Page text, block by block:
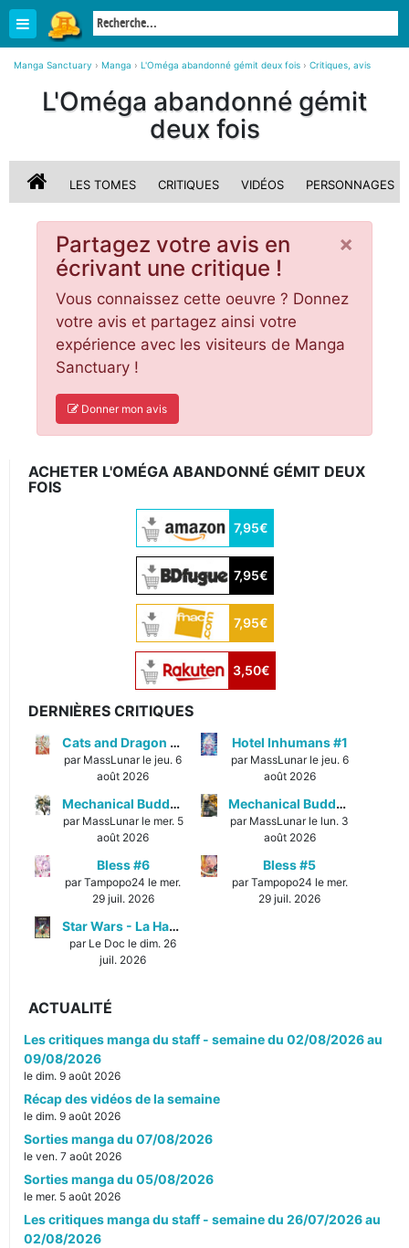
Manga Sanctuary › Manga › L'Oméga abandonné gémit deux fois › Critiques, avis
L'Oméga abandonné gémit
deux fois
LES TOMES CRITIQUES VIDÉOS PERSONNAGES
×
Partagez votre avis en
écrivant une critique !
Vous connaissez cette oeuvre ? Donnez
votre avis et partagez ainsi votre
expérience avec les visiteurs de Manga
Sanctuary !
Donner mon avis
ACHETER L'OMÉGA ABANDONNÉ GÉMIT DEUX
FOIS
7,95€
7,95€
7,95€
3,50€
DERNIÈRES CRITIQUES
Cats and Dragon #3
par MassLunar le jeu. 6
août 2026
Hotel Inhumans #1
par MassLunar le jeu. 6
août 2026
Mechanical Buddy Universe #1
par MassLunar le mer. 5
août 2026
Mechanical Buddy Universe #0
par MassLunar le lun. 3
août 2026
Bless #6
par Tampopo24 le mer.
29 juil. 2026
Bless #5
par Tampopo24 le mer.
29 juil. 2026
Star Wars - La Haute République - Un équilibre fragile
par Le Doc le dim. 26
juil. 2026
ACTUALITÉ
Les critiques manga du staff - semaine du 02/08/2026 au
09/08/2026
le dim. 9 août 2026
Récap des vidéos de la semaine
le dim. 9 août 2026
Sorties manga du 07/08/2026
le ven. 7 août 2026
Sorties manga du 05/08/2026
le mer. 5 août 2026
Les critiques manga du staff - semaine du 26/07/2026 au
02/08/2026